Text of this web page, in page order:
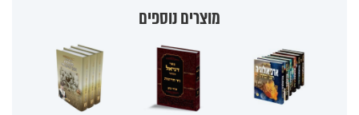
מוצרים נוספים